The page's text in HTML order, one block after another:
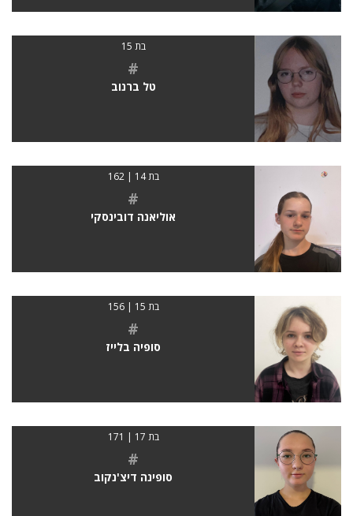
בת 15
#
טל ברנוב
בת 14 | 162
#
אוליאנה דובינסקי
בת 15 | 156
#
סופיה בלייז
בת 17 | 171
#
סופינה דיצ'נקוב